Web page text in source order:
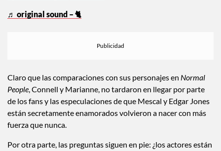
♬ original sound – 🐈
Claro que las comparaciones con sus personajes en Normal
People, Connell y Marianne, no tardaron en llegar por parte
de los fans y las especulaciones de que Mescal y Edgar Jones
están secretamente enamorados volvieron a nacer con más
fuerza que nunca.
Por otra parte, las preguntas siguen en pie: ¿los actores están